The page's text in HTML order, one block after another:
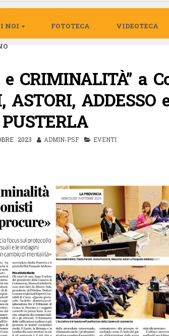
NOI FOTOTECA VIDEOTECA
CRIMINALITÀ” a
ASTORI, ADDESSO
PUSTERLA
2023 ADMIN-PSF EVENTI